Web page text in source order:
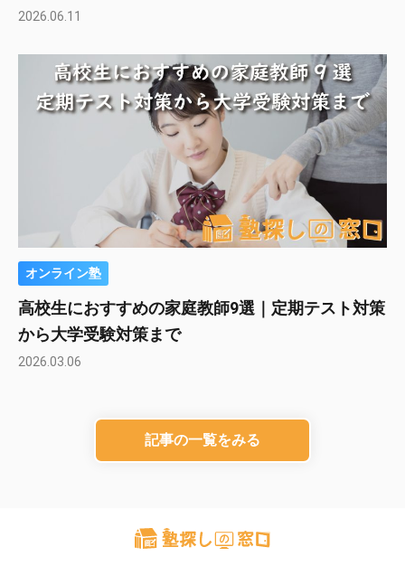
2026.06.11
オンライン塾
高校生におすすめの家庭教師9選｜定期テスト対策
から大学受験対策まで
2026.03.06
記事の一覧をみる